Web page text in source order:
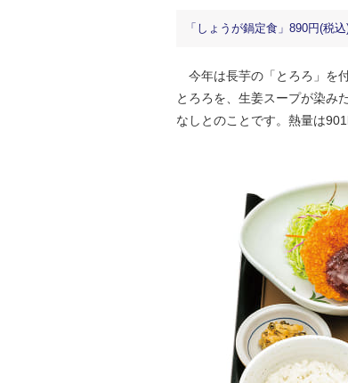
「しょうが鍋定食」890円(税込
今年は長芋の「とろろ」を
とろろを、生姜スープが染み
なしとのことです。熱量は